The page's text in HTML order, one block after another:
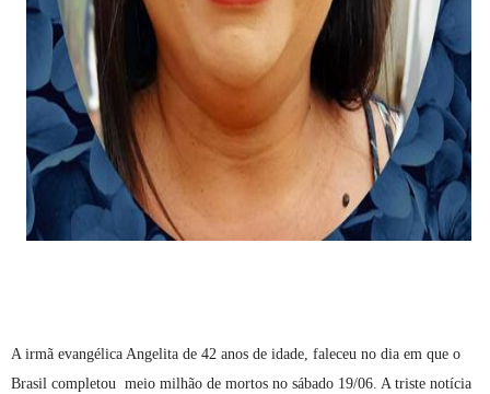
A irmã evangélica Angelita de 42 anos de idade, faleceu no dia em que o
Brasil completou meio milhão de mortos no sábado 19/06. A triste notícia